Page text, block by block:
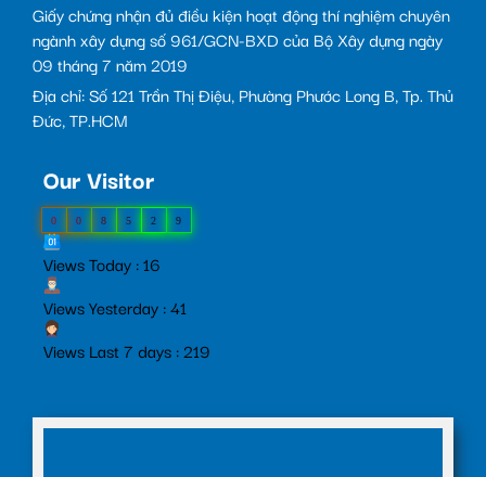
Giấy chứng nhận đủ điều kiện hoạt động thí nghiệm chuyên
ngành xây dựng số 961/GCN-BXD của Bộ Xây dựng ngày
09 tháng 7 năm 2019
Địa chỉ: Số 121 Trần Thị Điệu, Phường Phước Long B, Tp. Thủ
Đức, TP.HCM
Our Visitor
0 0 8 5 2 9
Views Today : 16
Views Yesterday : 41
Views Last 7 days : 219